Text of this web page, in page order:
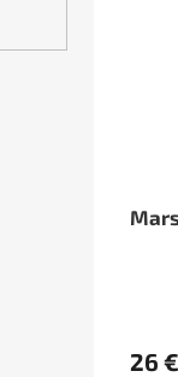
26 €